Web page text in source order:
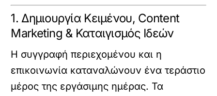
1. Δημιουργία Κειμένου, Content
Marketing & Καταιγισμός Ιδεών
Η συγγραφή περιεχομένου και η
επικοινωνία καταναλώνουν ένα τεράστιο
μέρος της εργάσιμης ημέρας. Τα